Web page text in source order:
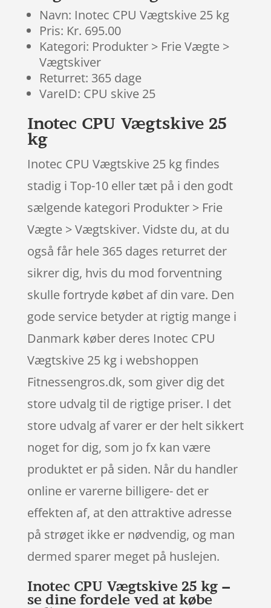
Navn: Inotec CPU Vægtskive 25 kg
Pris: Kr. 695.00
Kategori: Produkter > Frie Vægte >
Vægtskiver
Returret: 365 dage
VareID: CPU skive 25
Inotec CPU Vægtskive 25
kg
Inotec CPU Vægtskive 25 kg findes
stadig i Top-10 eller tæt på i den godt
sælgende kategori Produkter > Frie
Vægte > Vægtskiver. Vidste du, at du
også får hele 365 dages returret der
sikrer dig, hvis du mod forventning
skulle fortryde købet af din vare. Den
gode service betyder at rigtig mange i
Danmark køber deres Inotec CPU
Vægtskive 25 kg i webshoppen
Fitnessengros.dk, som giver dig det
store udvalg til de rigtige priser. I det
store udvalg af varer er der helt sikkert
noget for dig, som jo fx kan være
produktet er på siden. Når du handler
online er varerne billigere- det er
effekten af, at den attraktive adresse
på strøget ikke er nødvendig, og man
dermed sparer meget på huslejen.
Inotec CPU Vægtskive 25 kg –
se dine fordele ved at købe